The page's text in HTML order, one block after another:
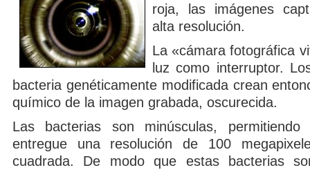
roja, las imágenes
alta resolución.
La «cámara fotográfica
luz como interruptor.
bacteria genéticamente modificada crean
químico de la imagen grabada, oscurecida.
Las bacterias son minúsculas,
entregue una resolución de 100
cuadrada. De modo que estas bacterias